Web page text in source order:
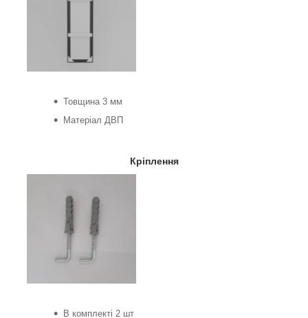
Товщина 3 мм
Матеріал ДВП
Кріплення
В комплекті 2 шт